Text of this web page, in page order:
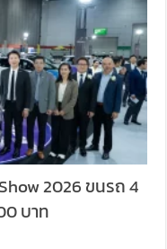
2026 ขนรถ 4
บาท